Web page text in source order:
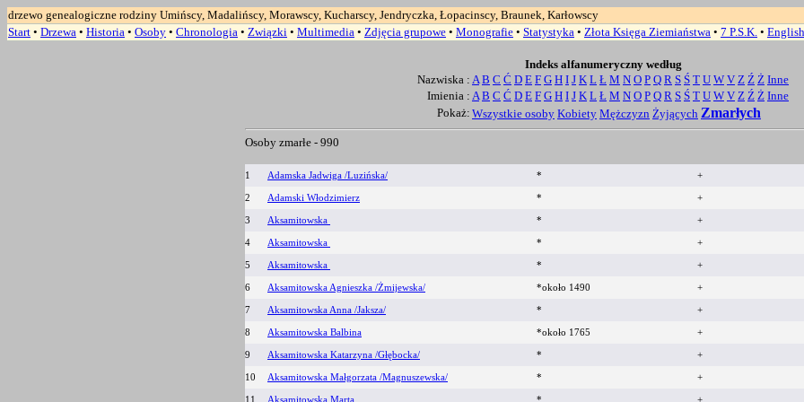
drzewo genealogiczne rodziny Umińscy, Madalińscy, Morawscy, Kucharscy, Jendryczka, Łopacinscy, Braunek, Karłowscy
Start • Drzewa • Historia • Osoby • Chronologia • Związki • Multimedia • Zdjęcia grupowe • Monografie • Statystyka • Złota Księga Ziemiaństwa • 7 P.S.K. • English
Indeks alfanumeryczny według
Nazwiska : A B C Ć D E F G H I J K L Ł M N O P Q R S Ś T U W V Z Ź Ż Inne
Imienia : A B C Ć D E F G H I J K L Ł M N O P Q R S Ś T U W V Z Ź Ż Inne
Pokaż: Wszystkie osoby Kobiety Mężczyzn Żyjących Zmarłych
Osoby zmarłe - 990
1 Adamska Jadwiga /Luzińska/ * +
2 Adamski Włodzimierz * +
3 Aksamitowska * +
4 Aksamitowska * +
5 Aksamitowska * +
6 Aksamitowska Agnieszka /Żmijewska/ *około 1490 +
7 Aksamitowska Anna /Jaksza/ * +
8 Aksamitowska Balbina *około 1765 +
9 Aksamitowska Katarzyna /Głębocka/ * +
10 Aksamitowska Małgorzata /Magnuszewska/ * +